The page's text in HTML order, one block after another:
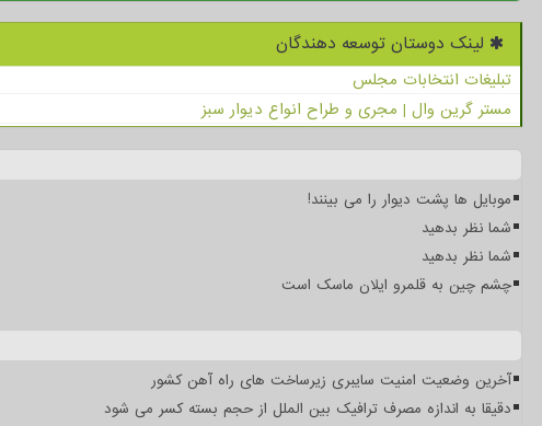
لینک دوستان توسعه دهندگان
تبلیغات انتخابات مجلس
مستر گرین وال | مجری و طراح انواع دیوار سبز
موبایل ها پشت دیوار را می بینند!
شما نظر بدهید
شما نظر بدهید
چشم چین به قلمرو ایلان ماسک است
آخرین وضعیت امنیت سایبری زیرساخت های راه آهن کشور
دقیقا به اندازه مصرف ترافیک بین الملل از حجم بسته کسر می شود